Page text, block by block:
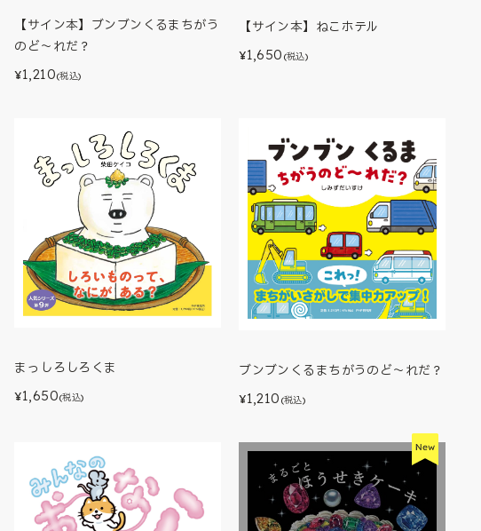
【サイン本】ブンブンくるまちがう
のど～れだ？
¥1,210(税込)
【サイン本】ねこホテル
¥1,650 (税込)
まっしろしろくま
¥1,650(税込)
ブンブンくるまちがうのど～れだ？
¥1,210 (税込)